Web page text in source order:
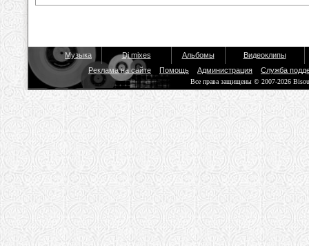
Музыка Dj mixes Альбомы
Видеоклипы
Реклама на сайте
Помощь Администрация Служба
Все права защищены © 2007-2026